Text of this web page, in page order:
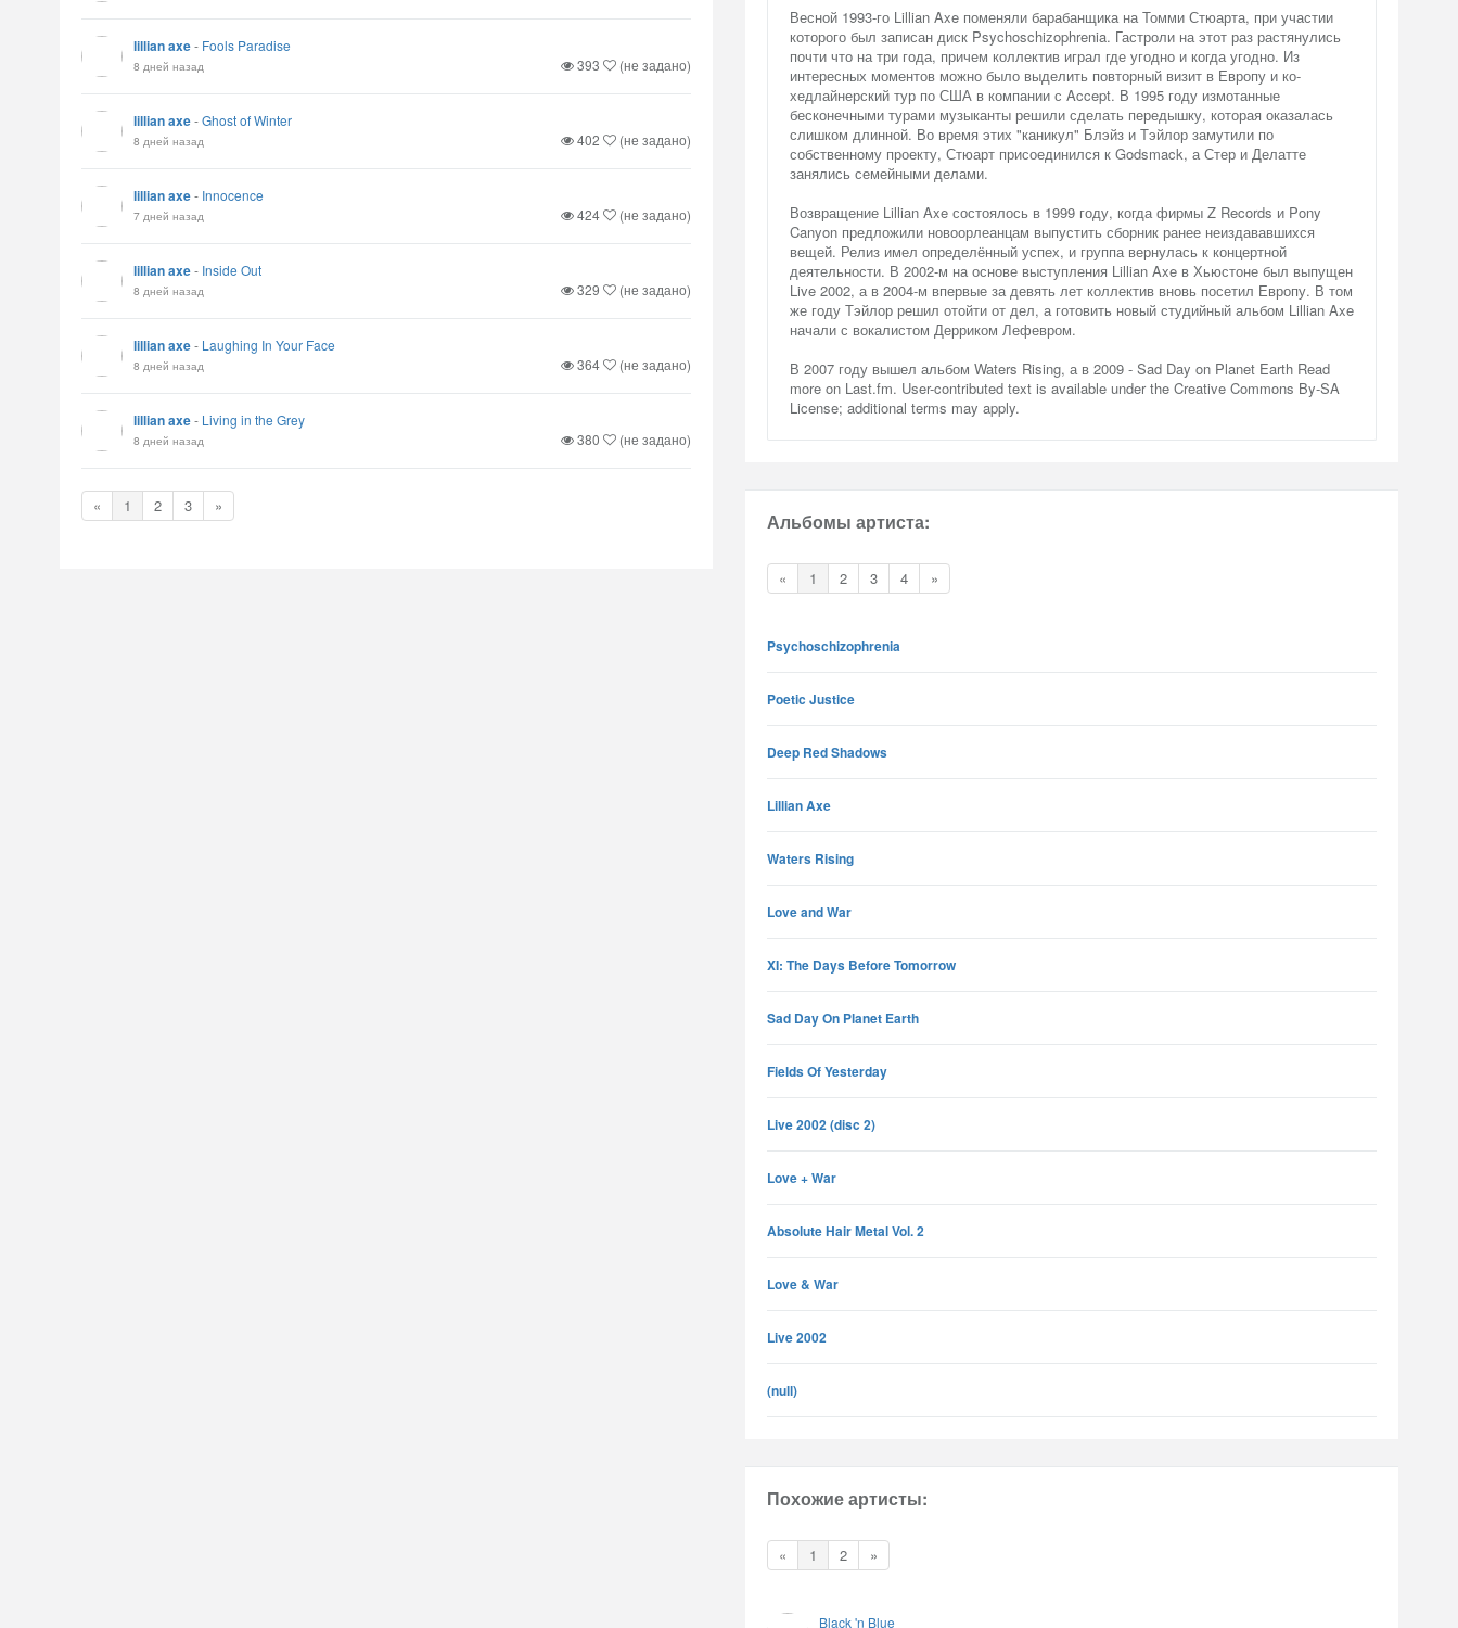
lillian axe- Fools Paradise
8 дней назад 393 (не задано)
lillian axe-Ghost of Winter
8 дней назад 402 (не задано)
lillian axe- Innocence
7 дней назад 424 (не задано)
lillian axe- Inside Out
8 дней назад 329 (не задано)
lillian axe- Laughing In Your Face
8 дней назад 364 (не задано)
lillian axe- Living in the Grey
8 дней назад 380 (не задано)
« 1 2 3 »
Весной 1993-го Lillian Axe поменяли барабанщика на Томми Стюарта, при участии
которого был записан диск Psychoschizophrenia. Гастроли на этот раз растянулись
почти что на три года, причем коллектив играл где угодно и когда угодно. Из
интересных моментов можно было выделить повторный визит в Европу и ко-
хедлайнерский тур по США в компании с Accept. В 1995 году измотанные
бесконечными турами музыканты решили сделать передышку, которая оказалась
слишком длинной. Во время этих "каникул" Блэйз и Тэйлор замутили по
собственному проекту, Стюарт присоединился к Godsmack, а Стер и Делатте
занялись семейными делами.
Возвращение Lillian Axe состоялось в 1999 году, когда фирмы Z Records и Pony
Canyon предложили новоорлеанцам выпустить сборник ранее неиздававшихся
вещей. Релиз имел определённый успех, и группа вернулась к концертной
деятельности. В 2002-м на основе выступления Lillian Axe в Хьюстоне был выпущен
Live 2002, а в 2004-м впервые за девять лет коллектив вновь посетил Европу. В том
же году Тэйлор решил отойти от дел, а готовить новый студийный альбом Lillian Axe
начали с вокалистом Дерриком Лефевром.
В 2007 году вышел альбом Waters Rising, а в 2009 - Sad Day on Planet Earth Read
more on Last.fm. User-contributed text is available under the Creative Commons By-SA
License; additional terms may apply.
Альбомы артиста:
« 1 2 3 4 »
Psychoschizophrenia
Poetic Justice
Deep Red Shadows
Lillian Axe
Waters Rising
Love and War
XI: The Days Before Tomorrow
Sad Day On Planet Earth
Fields Of Yesterday
Live 2002 (disc 2)
Love + War
Absolute Hair Metal Vol. 2
Love & War
Live 2002
(null)
Похожие артисты:
« 1 2 »
Black 'n Blue